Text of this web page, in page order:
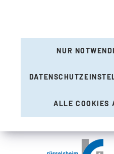
NUR
ALLE COOKIES